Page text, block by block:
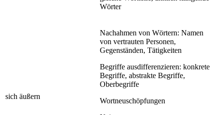
Wörter
sich äußern
Nachahmen von Wörtern: Namen
von vertrauten Personen,
Gegenständen, Tätigkeiten
Begriffe ausdifferenzieren: konkrete
Begriffe, abstrakte Begriffe,
Oberbegriffe
Wortneuschöpfungen